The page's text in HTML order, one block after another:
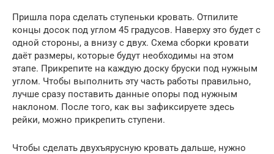
Пришла пора сделать ступеньки кровать. Отпилите
концы досок под углом 45 градусов. Наверху это будет с
одной стороны, а внизу с двух. Схема сборки кровати
даёт размеры, которые будут необходимы на этом
этапе. Прикрепите на каждую доску бруски под нужным
углом. Чтобы выполнить эту часть работы правильно,
лучше сразу поставить данные опоры под нужным
наклоном. После того, как вы зафиксируете здесь
рейки, можно прикрепить ступени.
Чтобы сделать двухъярусную кровать дальше, нужно